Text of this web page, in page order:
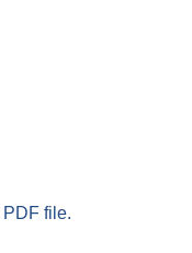
file.